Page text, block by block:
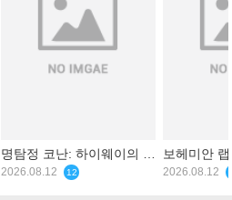
명탐정 코난: 하이웨이의 타
천사
2026.08.12 12
보헤미안
2026.08.12